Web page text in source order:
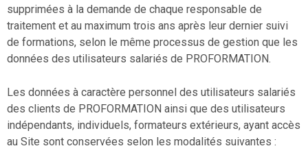
supprimées à la demande de chaque responsable de
traitement et au maximum trois ans après leur dernier suivi
de formations, selon le même processus de gestion que les
données des utilisateurs salariés de PROFORMATION.
Les données à caractère personnel des utilisateurs salariés
des clients de PROFORMATION ainsi que des utilisateurs
indépendants, individuels, formateurs extérieurs, ayant accès
au Site sont conservées selon les modalités suivantes :